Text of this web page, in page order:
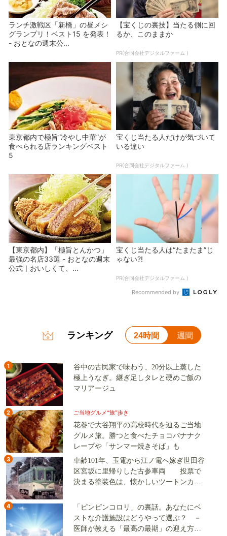
ランチ激戦区「新橋」の昼メシ
グランプリ！ベスト15 を発表！
- おとなの週末公...
【宝くじの裏技】当たる側に回
るか、このままか
PR(合同会社デジタルファーム )
東京都内で極旨”冷やし中華”が
食べられる店ランキングベスト
5
宝くじ当たる人だけが気づいて
いる違い
PR(合同会社デジタルファーム )
【東京都内】「極旨とんかつ」
最強の名店33選 - おとなの週末
公式｜おいしくて、...
宝くじ当たる人は“たまたま”じ
ゃない?!
PR(合同会社デジタルファーム )
Recommended by
ランキング 24時間 週間
1
谷中の古民家で味わう、20分以上蒸した
極上うなぎ。継ぎ足しタレと硬めご飯の
マリアージュ
2 ご当地グルメ“旅”歩き
花巻で大谷翔平の高校時代を辿るご当地
グルメ旅。勝つと食べたチョコバナナク
レープや「サンマー焼きそば」も
3
車齢101年、玉電から江ノ電へ嫁ぎ世田谷
区宮坂に里帰りした古参車両 投票で
決まる塗装色は、懐かしいツートンカラ
4
「ピンピンコロリ」の裏話。あなたにベ
ストな介護施設はどうやって選ぶ？ －
医師が教える「最高の最期」の迎え方